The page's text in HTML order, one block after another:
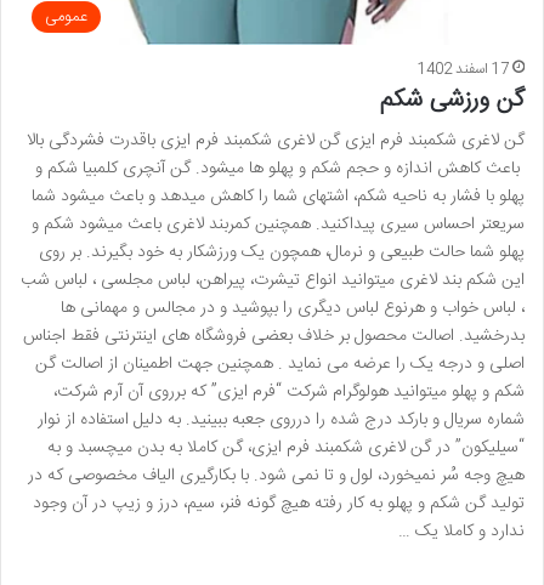
عمومی
17 اسفند 1402
گن ورزشی شکم
گن لاغری شکمبند فرم ایزی گن لاغری شکمبند فرم ایزی باقدرت فشردگی بالا
باعث کاهش اندازه و حجم شکم و پهلو ها میشود. گن آنچری کلمبیا شکم و
پهلو با فشار به ناحیه شکم، اشتهای شما را کاهش میدهد و باعث میشود شما
سریعتر احساس سیری پیداکنید. همچنین کمربند لاغری باعث میشود شکم و
پهلو شما حالت طبیعی و نرمال، همچون یک ورزشکار به خود بگیرند. بر روی
این شکم بند لاغری میتوانید انواع تیشرت، پیراهن، لباس مجلسی ، لباس شب
، لباس خواب و هرنوع لباس دیگری را بپوشید و در مجالس و مهمانی ها
بدرخشید. اصالت محصول بر خلاف بعضی فروشگاه های اینترنتی فقط اجناس
اصلی و درجه یک را عرضه می نماید . همچنین جهت اطمینان از اصالت گن
شکم و پهلو میتوانید هولوگرام شرکت “فرم ایزی” که برروی آن آرم شرکت،
شماره سریال و بارکد درج شده را درروی جعبه ببینید. به دلیل استفاده از نوار
“سیلیکون” در گن لاغری شکمبند فرم ایزی، گن کاملا به بدن میچسبد و به
هیچ وجه سُر نمیخورد، لول و تا نمی شود. با بکارگیری الیاف مخصوصی که در
تولید گن شکم و پهلو به کار رفته هیچ گونه فنر، سیم، درز و زیپ در آن وجود
ندارد و کاملا یک …